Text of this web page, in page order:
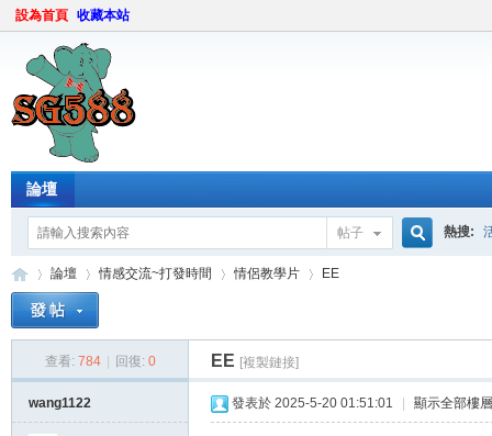
設為首頁 收藏本站
論壇
帖子 熱搜:
論壇
›
情感交流~打發時間
›
情侶教學片 ЕЕ
查看: 784 回復: 0 ЕЕ [複製鏈接]
wang1122 發表於 2025-5-20 01:51:01 顯示全部樓層